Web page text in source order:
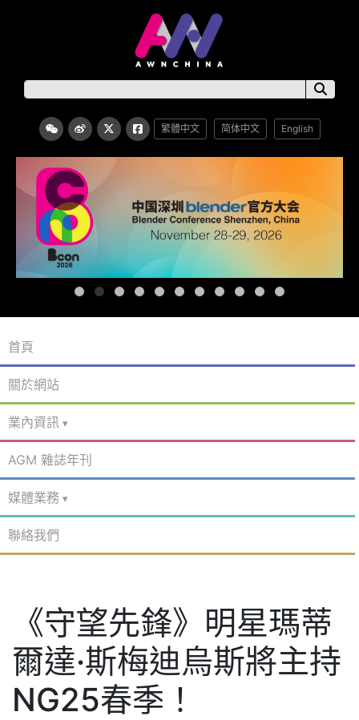
繁體中文 简体中文 English
首頁
關於網站
業內資訊
AGM 雜誌年刊
媒體業務
聯絡我們
《守望先鋒》明星瑪蒂
爾達·斯梅迪烏斯將主持
NG25春季！